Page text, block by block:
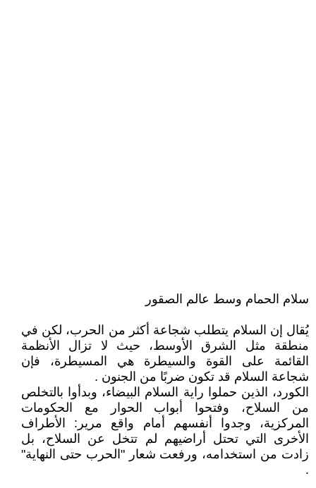
سلام الحمام وسط عالم الصقور
يُقال إن السلام يتطلب شجاعة أكثر من الحرب، لكن في
منطقة مثل الشرق الأوسط، حيث لا تزال الأنظمة
القائمة على القوة والسيطرة هي المسيطرة، فإن
شجاعة السلام قد تكون ضربًا من الجنون .
الكورد، الذين حملوا راية السلام البيضاء، وبدأوا بالتخلص
من السلاح، وفتحوا أبواب الحوار مع الحكومات
المركزية، وجدوا أنفسهم أمام واقع مرير: الأطراف
الأخرى التي تحتل أراضيهم لم تتخل عن السلاح، بل
زادت من استخدامه، ورفعت شعار "الحرب حتى النهاية"
.